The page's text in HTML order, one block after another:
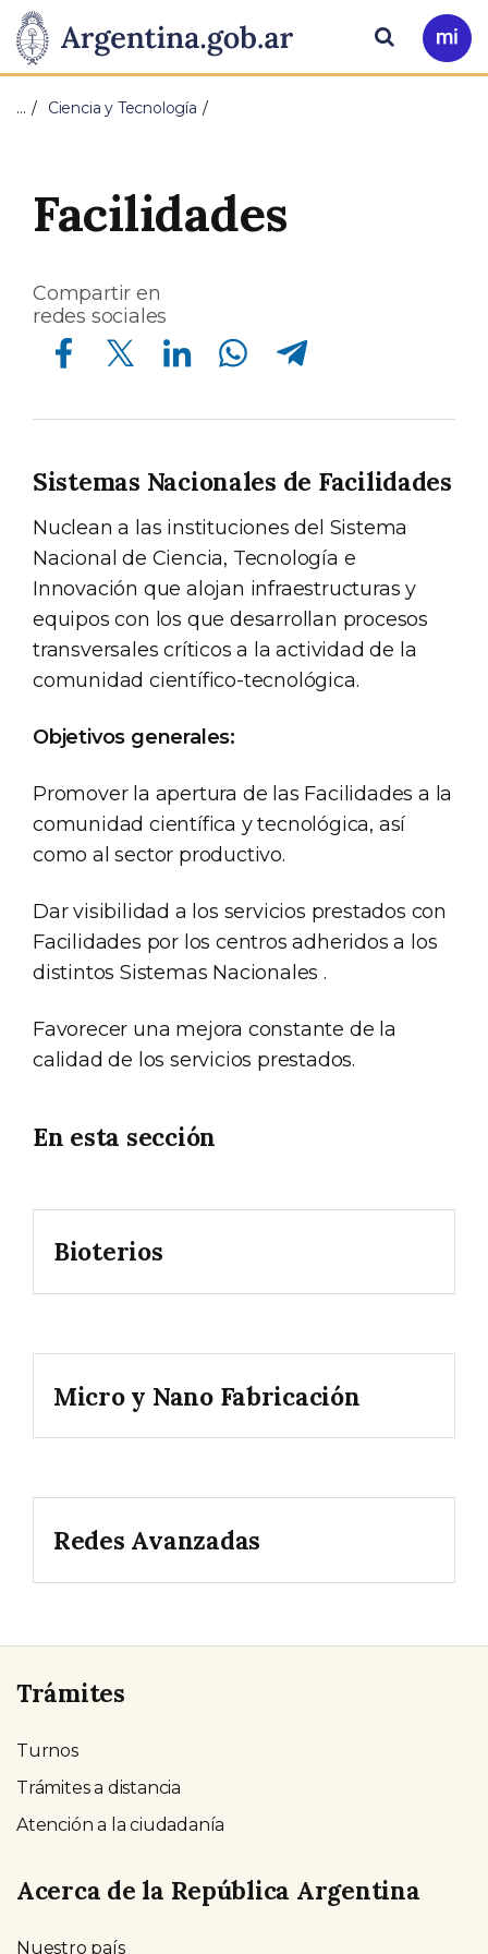
Presidencia
de
Nación
Pasar al contenido principal
Ir
a
Buscar
… Ciencia y Tecnología
Facilidades
Compartir en
redes sociales
Compartir en Facebook Compartir en Twitter Compartir en Linkedin Compartir en Whatsapp Compartir en Telegram
Sistemas Nacionales de Facilidades
Nuclean a las instituciones del Sistema
Nacional de Ciencia, Tecnología e
Innovación que alojan infraestructuras y
equipos con los que desarrollan procesos
transversales críticos a la actividad de la
comunidad científico-tecnológica.
Objetivos generales:
Promover la apertura de las Facilidades a la
comunidad científica y tecnológica, así
como al sector productivo.
Dar visibilidad a los servicios prestados con
Facilidades por los centros adheridos a los
distintos Sistemas Nacionales .
Favorecer una mejora constante de la
calidad de los servicios prestados.
En esta sección
Bioterios
Micro y Nano Fabricación
Redes Avanzadas
Trámites
Turnos
Trámites a distancia
Atención a la ciudadanía
Acerca de la República Argentina
Nuestro país